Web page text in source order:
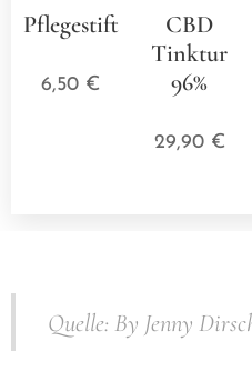
Pflegestift
⭐⭐⭐⭐⭐
6,50 €
CBD
Tinktur
96%
29,90€
Quelle: By Jenny